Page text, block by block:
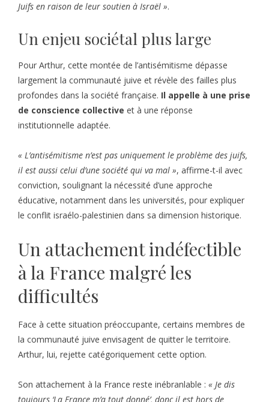
Juifs en raison de leur soutien à Israël ».
Un enjeu sociétal plus large
Pour Arthur, cette montée de l’antisémitisme dépasse
largement la communauté juive et révèle des failles plus
profondes dans la société française. Il appelle à une prise
de conscience collective et à une réponse
institutionnelle adaptée.
« L’antisémitisme n’est pas uniquement le problème des juifs,
il est aussi celui d’une société qui va mal », affirme-t-il avec
conviction, soulignant la nécessité d’une approche
éducative, notamment dans les universités, pour expliquer
le conflit israélo-palestinien dans sa dimension historique.
Un attachement indéfectible
à la France malgré les
difficultés
Face à cette situation préoccupante, certains membres de
la communauté juive envisagent de quitter le territoire.
Arthur, lui, rejette catégoriquement cette option.
Son attachement à la France reste inébranlable : « Je dis
toujours ‘La France m’a tout donné’, donc il est hors de